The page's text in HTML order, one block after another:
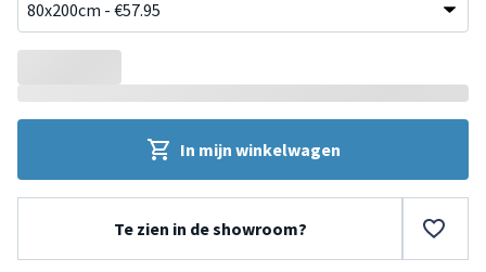
In mijn winkelwagen
Te zien in de showroom?